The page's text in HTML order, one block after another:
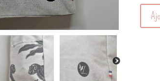
quantité
de